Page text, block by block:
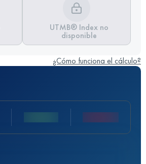
UTMB® Index no
disponible
¿Cómo funciona el cálculo?